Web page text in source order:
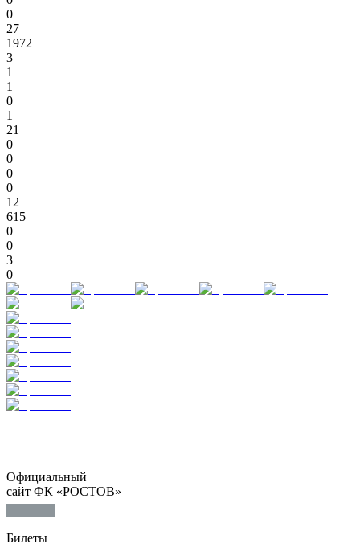
0
27
1972
3
1
1
0
1
21
0
0
0
0
12
615
0
0
3
0
Официальный
сайт ФК «РОСТОВ»
Билеты